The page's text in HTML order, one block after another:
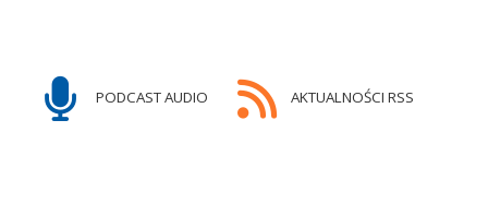
PODCAST AUDIO AKTUALNOŚCI RSS